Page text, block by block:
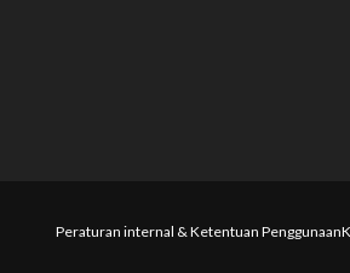
Peraturan internal & Ketentuan Penggunaan